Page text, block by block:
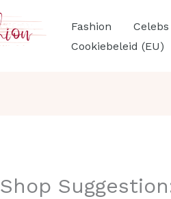
Fashion Celebs
Cookiebeleid (EU)
Shop